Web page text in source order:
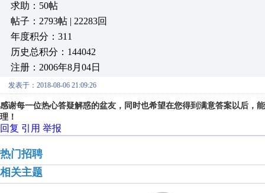
求助：50帖
帖子：2793帖 | 22283回
年度积分：311
历史总积分：144042
注册：2006年8月04日
发表于：2018-08-06 21:09:26
感谢每一位热心答疑解惑的盆友，同时也希望在您得到满意答案以后，
理！
回复 引用 举报
热门招聘
相关主题